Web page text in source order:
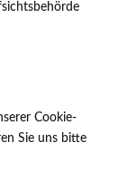
Cookie-
Sie uns bitte